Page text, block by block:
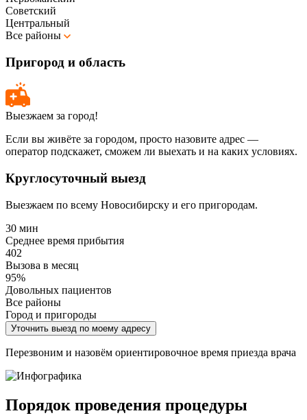
Советский
Центральный
Все районы
Пригород и область
Выезжаем за город!
Если вы живёте за городом, просто назовите адрес —
оператор подскажет, сможем ли выехать и на каких условиях.
Круглосуточный выезд
Выезжаем по всему Новосибирску и его пригородам.
30 мин
Среднее время прибытия
402
Вызова в месяц
95%
Довольных пациентов
Все районы
Город и пригороды
Уточнить выезд по моему адресу
Перезвоним и назовём ориентировочное время приезда врача
Порядок проведения процедуры